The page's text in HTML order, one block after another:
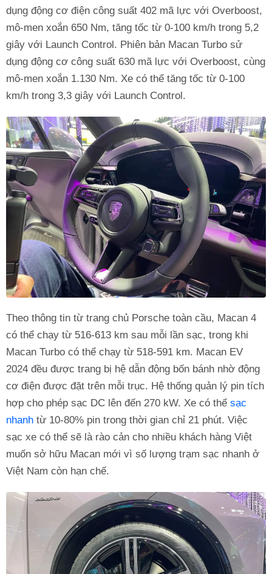
dụng động cơ điện công suất 402 mã lực với Overboost,
mô-men xoắn 650 Nm, tăng tốc từ 0-100 km/h trong 5,2
giây với Launch Control. Phiên bản Macan Turbo sử
dụng động cơ công suất 630 mã lực với Overboost, cùng
mô-men xoắn 1.130 Nm. Xe có thể tăng tốc từ 0-100
km/h trong 3,3 giây với Launch Control.
Theo thông tin từ trang chủ Porsche toàn cầu, Macan 4
có thể chạy từ 516-613 km sau mỗi lần sạc, trong khi
Macan Turbo có thể chạy từ 518-591 km. Macan EV
2024 đều được trang bị hệ dẫn động bốn bánh nhờ động
cơ điện được đặt trên mỗi trục. Hệ thống quản lý pin tích
hợp cho phép sạc DC lên đến 270 kW. Xe có thể sạc
nhanh từ 10-80% pin trong thời gian chỉ 21 phút. Việc
sạc xe có thể sẽ là rào cản cho nhiều khách hàng Việt
muốn sở hữu Macan mới vì số lượng trạm sạc nhanh ở
Việt Nam còn hạn chế.